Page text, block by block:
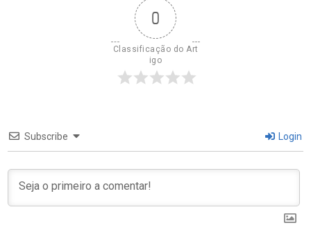
0
Classificação do Art
igo
Subscribe Login